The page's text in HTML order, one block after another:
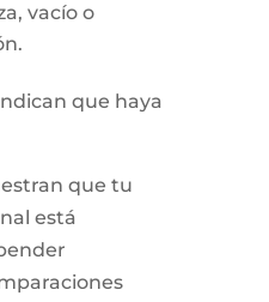
vacío o
que haya
que tu
está